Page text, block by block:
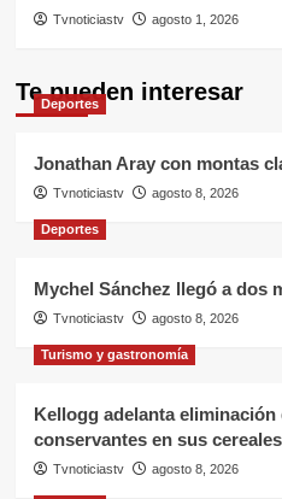
Tvnoticiastv agosto 1, 2026
Te pueden interesar
Deportes
Jonathan Aray con montas
Tvnoticiastv agosto 8, 2026
Deportes
Mychel Sánchez llegó a dos
Tvnoticiastv agosto 8, 2026
Turismo y gastronomía
Kellogg adelanta
conservantes en sus cereales
Tvnoticiastv agosto 8, 2026